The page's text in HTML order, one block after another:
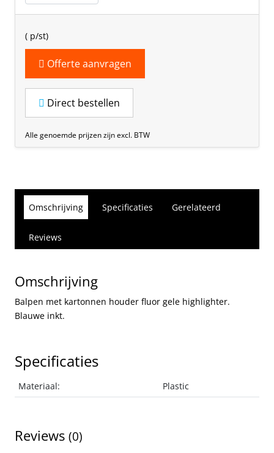
( p/st)
Offerte aanvragen
Direct bestellen
Alle genoemde prijzen zijn excl. BTW
Omschrijving Specificaties Gerelateerd
Reviews
Omschrijving
Balpen met kartonnen houder fluor gele highlighter.
Blauwe inkt.
Specificaties
Materiaal: Plastic
Reviews (0)